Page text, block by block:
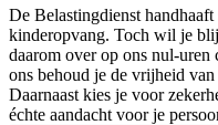
De Belastingdienst
kinderopvang. Toch wil je
daarom over op ons nul-
ons behoud je de vrijheid
Daarnaast kies je voor
échte aandacht voor je